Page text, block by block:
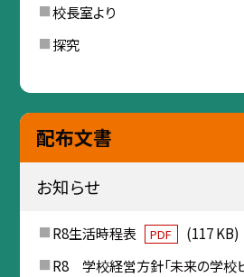
校長室より
探究
配布文書
お知らせ
R8生活時程表 PDF
(117 KB)
R8 学校経営方針「未来の学校ビ